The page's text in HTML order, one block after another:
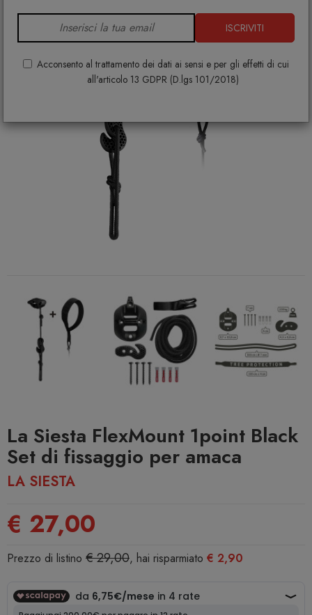
ISCRIVITI
Acconsento al trattamento dei dati ai sensi e per gli effetti di cui
all'articolo 13 GDPR (D.lgs 101/2018)
La Siesta FlexMount 1point Black
Set di fissaggio per amaca
LA SIESTA
€ 27,00
Prezzo di listino € 29,00, hai risparmiato € 2,90